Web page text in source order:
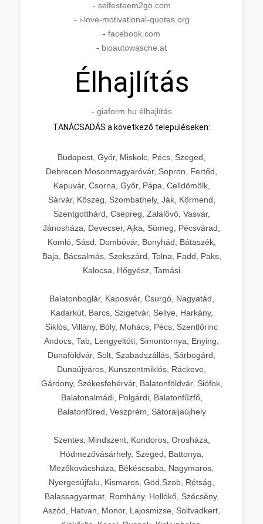
- selfesteem2go.com
- i-love-motivational-quotes.org
- facebook.com
- bioautowasche.at
Élhajlítás
- giaform.hu élhajlítás
TANÁCSADÁS a következő településeken:
Budapest, Győr, Miskolc, Pécs, Szeged,
Debrecen Mosonmagyaróvár, Sopron, Fertőd,
Kapuvár, Csorna, Győr, Pápa, Celldömölk,
Sárvár, Kőszeg, Szombathely, Ják, Körmend,
Szentgotthárd, Csepreg, Zalalövő, Vasvár,
Jánosháza, Devecser, Ajka, Sümeg, Pécsvárad,
Komló, Sásd, Dombóvár, Bonyhád, Bátaszék,
Baja, Bácsalmás, Szekszárd, Tolna, Fadd, Paks,
Kalocsa, Hőgyész, Tamási
Balatonboglár, Kaposvár, Csurgó, Nagyatád,
Kadarkút, Barcs, Szigetvár, Sellye, Harkány,
Siklós, Villány, Bóly, Mohács, Pécs, Szentlőrinc
Andocs, Tab, Lengyeltóti, Simontornya, Enying,
Dunaföldvár, Solt, Szabadszállás, Sárbogárd,
Dunaújváros, Kunszentmiklós, Ráckeve,
Gárdony, Székesfehérvár, Balatonföldvár, Siófok,
Balatonalmádi, Polgárdi, Balatonfűzfő,
Balatonfüred, Veszprém, Sátoraljaújhely
Szentes, Mindszent, Kondoros, Orosháza,
Hódmezővásárhely, Szeged, Battonya,
Mezőkovácsháza, Békéscsaba, Nagymaros,
Nyergesújfalu, Kismaros, Göd,Szob, Rétság,
Balassagyarmat, Romhány, Hollókő, Szécsény,
Aszód, Hatvan, Monor, Lajosmizse, Soltvadkert,